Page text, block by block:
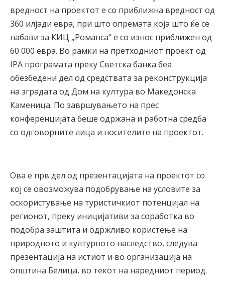
вредност на проектот е со приближна вредност од
360 илјади евра, при што опремата која што ќе се
набави за КИЦ „Романса“ е со износ приближен од
60 000 евра. Во рамки на претходниот проект од
IPA програмата преку Светска банка беа
обезбедени дел од средствата за реконструкција
на зградата од Дом на култура во Македонска
Каменица. По завршувањето на прес
конференцијата беше одржана и работна средба
со одговорните лица и носителите на проектот.
Ова е прв дел од презентацијата на проектот со
кој се овозможува подобрување на условите за
оскористување на туристичкиот потенцијал на
регионот, преку иницијативи за соработка во
подобра заштита и одржливо користење на
природното и културното наследство, следува
презентација на истиот и во организација на
општина Белица, во текот на наредниот период.